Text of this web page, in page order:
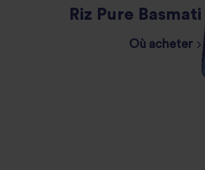
Riz Pure Basmati
Où acheter